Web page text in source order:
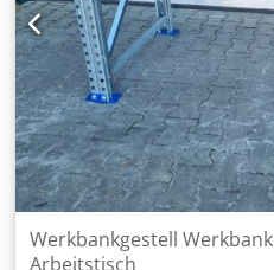
Werkbankgestell Werkbank
Arbeitstisch